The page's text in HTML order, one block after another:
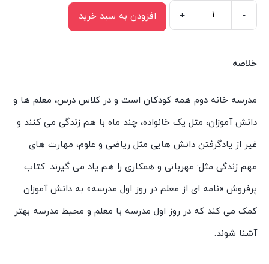
ای
اولین
روز
مدرسه
اثر
ترجمه
-
+ افزودن به سبد خرید
خلاصه
مدرسه خانه دوم همه کودکان است و در کلاس درس، معلم ها و
دانش آموزان، مثل یک خانواده، چند ماه با هم زندگی می کنند و
غیر از یادگرفتن دانش هایی مثل ریاضی و علوم، مهارت های
مهم زندگی مثل: مهربانی و همکاری را هم یاد می گیرند. کتاب
پرفروش «نامه ای از معلم در روز اول مدرسه» به دانش آموزان
کمک می کند که در روز اول مدرسه با معلم و محیط مدرسه بهتر
آشنا شوند.